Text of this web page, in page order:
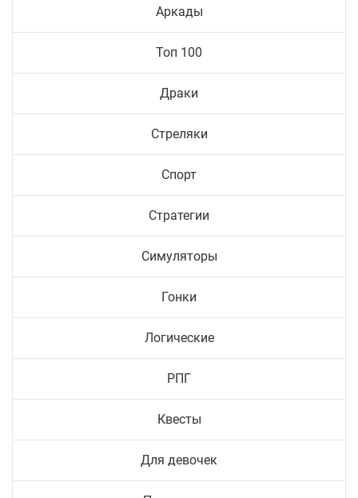
Аркады
Топ 100
Драки
Стреляки
Спорт
Стратегии
Симуляторы
Гонки
Логические
РПГ
Квесты
Для девочек